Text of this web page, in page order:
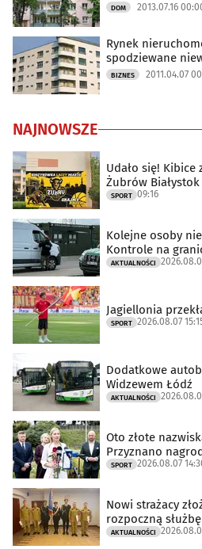
DOM 2013.07.16
Rynek
spodziewane
BIZNES 2011.04.07
NAJNOWSZE
Udało się!
Żubrów Białystok
SPORT 09:16
Kolejne osoby
Kontrole na
AKTUALNOŚCI
Jagiellonia
SPORT 2026.08.07
Dodatkowe
Widzewem Łódź
AKTUALNOŚCI
Oto złote
Przyznano
SPORT 2026.08.07
Nowi strażacy
rozpoczną służbę
AKTUALNOŚCI